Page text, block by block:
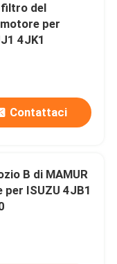
del
per
4JK1
Contattaci
B di MAMUR
ISUZU 4JB1